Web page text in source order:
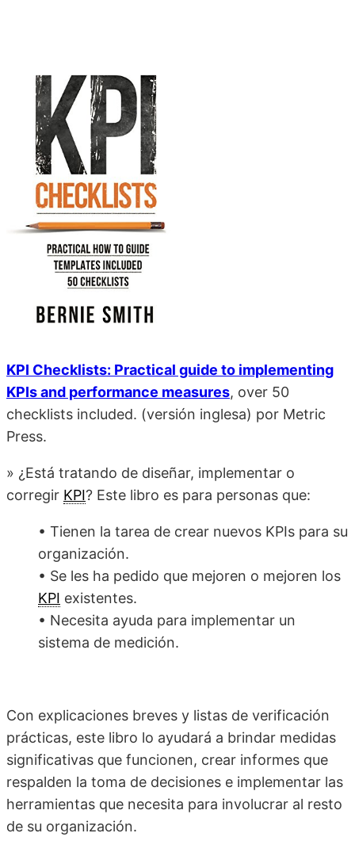
KPI Checklists: Practical guide to implementing
KPIs and performance measures, over 50
checklists included. (versión inglesa) por Metric
Press.
» ¿Está tratando de diseñar, implementar o
corregir KPI? Este libro es para personas que:
• Tienen la tarea de crear nuevos KPIs para su
organización.
• Se les ha pedido que mejoren o mejoren los
KPI existentes.
• Necesita ayuda para implementar un
sistema de medición.
Con explicaciones breves y listas de verificación
prácticas, este libro lo ayudará a brindar medidas
significativas que funcionen, crear informes que
respalden la toma de decisiones e implementar las
herramientas que necesita para involucrar al resto
de su organización.